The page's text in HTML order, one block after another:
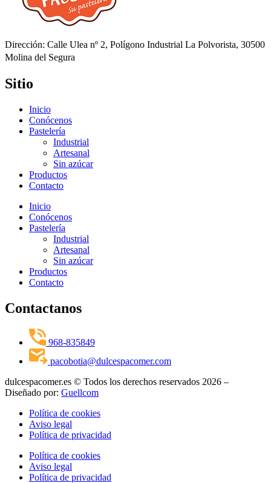
Dirección: Calle Ulea nº 2, Polígono Industrial La Polvorista, 30500
Molina del Segura
Sitio
Inicio
Conócenos
Pastelería
Industrial
Artesanal
Sin azúcar
Productos
Contacto
Inicio
Conócenos
Pastelería
Industrial
Artesanal
Sin azúcar
Productos
Contacto
Contactanos
968-835849
pacobotia@dulcespacomer.com
dulcespacomer.es © Todos los derechos reservados 2026 –
Diseñado por: Guellcom
Política de cookies
Aviso legal
Política de privacidad
Política de cookies
Aviso legal
Política de privacidad